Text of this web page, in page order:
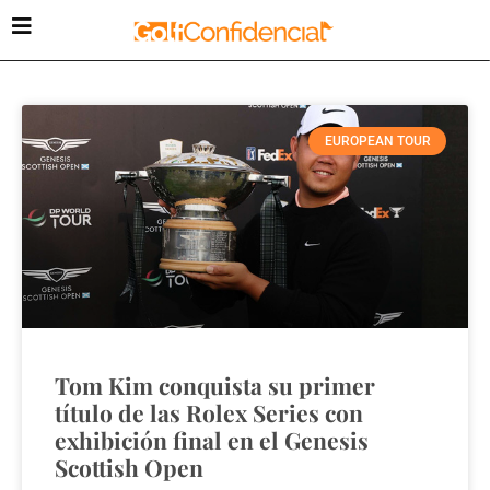
EUROPEAN TOUR
Tom Kim conquista su primer
título de las Rolex Series con
exhibición final en el Genesis
Scottish Open